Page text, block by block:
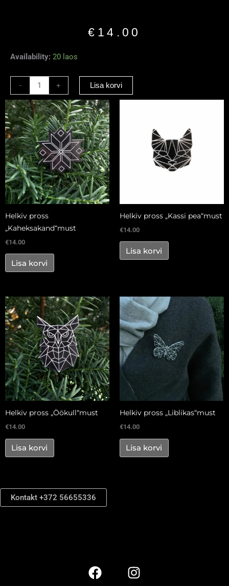
€ 14.00
Availability: 20 laos
-
Helkiv
koer"must
kogus
+ Lisa korvi
Helkiv pross
„Kaheksakand“must
€14.00
Lisa korvi
Helkiv pross „Kassi pea“must
€14.00
Lisa korvi
Helkiv pross „Öökull“must
€14.00
Lisa korvi
Helkiv pross „Liblikas“must
€14.00
Lisa korvi
Kontakt +372 56655336